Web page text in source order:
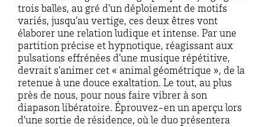
trois balles, au gré d’un déploiement de motifs
variés, jusqu’au vertige, ces deux êtres vont
élaborer une relation ludique et intense. Par une
partition précise et hypnotique, réagissant aux
pulsations effrénées d’une musique répétitive,
devrait s’animer cet « animal géométrique », de la
retenue à une douce exaltation. Le tout, au plus
près de nous, pour nous faire vibrer à son
diapason libératoire. Éprouvez-en un aperçu lors
d’une sortie de résidence, où le duo présentera